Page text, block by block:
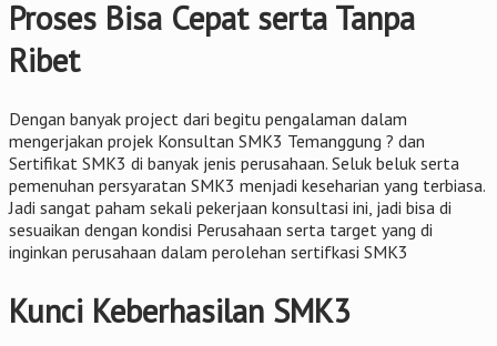
Proses Bisa Cepat serta Tanpa
Ribet
Dengan banyak project dari begitu pengalaman dalam
mengerjakan projek Konsultan SMK3 Temanggung ? dan
Sertifikat SMK3 di banyak jenis perusahaan. Seluk beluk serta
pemenuhan persyaratan SMK3 menjadi keseharian yang terbiasa.
Jadi sangat paham sekali pekerjaan konsultasi ini, jadi bisa di
sesuaikan dengan kondisi Perusahaan serta target yang di
inginkan perusahaan dalam perolehan sertifkasi SMK3
Kunci Keberhasilan SMK3